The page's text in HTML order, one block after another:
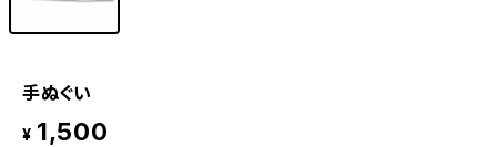
手ぬぐい
¥ 1,500